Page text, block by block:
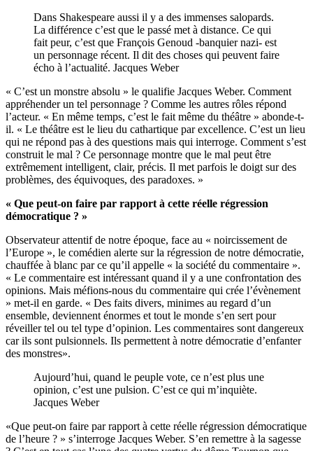
Dans Shakespeare aussi il y a des immenses salopards.
La différence c’est que le passé met à distance. Ce qui
fait peur, c’est que François Genoud -banquier nazi- est
un personnage récent. Il dit des choses qui peuvent faire
écho à l’actualité. Jacques Weber
« C’est un monstre absolu » le qualifie Jacques Weber. Comment
appréhender un tel personnage ? Comme les autres rôles répond
l’acteur. « En même temps, c’est le fait même du théâtre » abonde-t-
il. « Le théâtre est le lieu du cathartique par excellence. C’est un lieu
qui ne répond pas à des questions mais qui interroge. Comment s’est
construit le mal ? Ce personnage montre que le mal peut être
extrêmement intelligent, clair, précis. Il met parfois le doigt sur des
problèmes, des équivoques, des paradoxes. »
« Que peut-on faire par rapport à cette réelle régression
démocratique ? »
Observateur attentif de notre époque, face au « noircissement de
l’Europe », le comédien alerte sur la régression de notre démocratie,
chauffée à blanc par ce qu’il appelle « la société du commentaire ».
« Le commentaire est intéressant quand il y a une confrontation des
opinions. Mais méfions-nous du commentaire qui crée l’évènement
» met-il en garde. « Des faits divers, minimes au regard d’un
ensemble, deviennent énormes et tout le monde s’en sert pour
réveiller tel ou tel type d’opinion. Les commentaires sont dangereux
car ils sont pulsionnels. Ils permettent à notre démocratie d’enfanter
des monstres».
Aujourd’hui, quand le peuple vote, ce n’est plus une
opinion, c’est une pulsion. C’est ce qui m’inquiète.
Jacques Weber
«Que peut-on faire par rapport à cette réelle régression démocratique
de l’heure ? » s’interroge Jacques Weber. S’en remettre à la sagesse